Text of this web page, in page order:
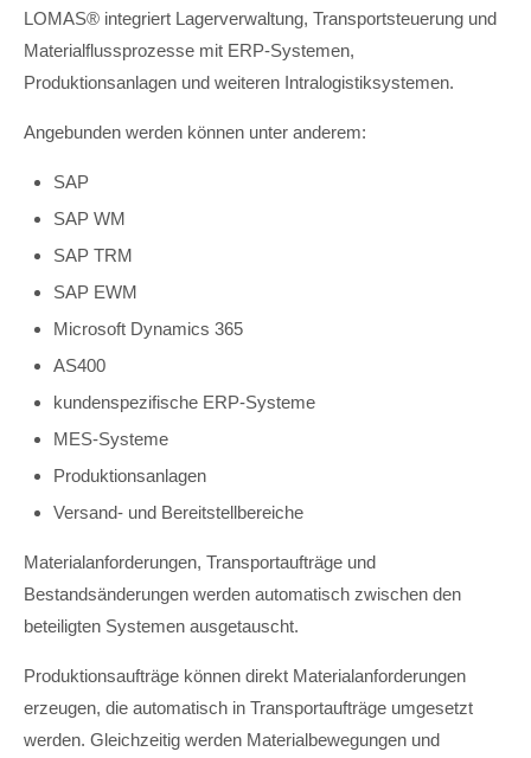
LOMAS® integriert Lagerverwaltung, Transportsteuerung und
Materialflussprozesse mit ERP-Systemen,
Produktionsanlagen und weiteren Intralogistiksystemen.
Angebunden werden können unter anderem:
SAP
SAP WM
SAP TRM
SAP EWM
Microsoft Dynamics 365
AS400
kundenspezifische ERP-Systeme
MES-Systeme
Produktionsanlagen
Versand- und Bereitstellbereiche
Materialanforderungen, Transportaufträge und
Bestandsänderungen werden automatisch zwischen den
beteiligten Systemen ausgetauscht.
Produktionsaufträge können direkt Materialanforderungen
erzeugen, die automatisch in Transportaufträge umgesetzt
werden. Gleichzeitig werden Materialbewegungen und